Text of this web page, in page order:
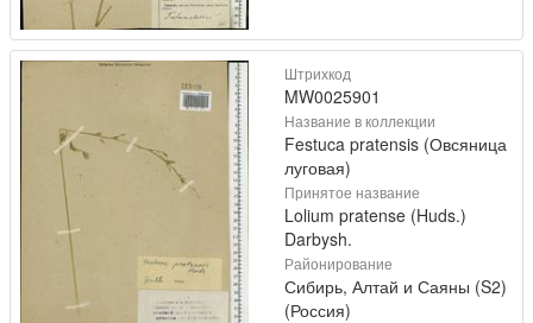
Штрихкод
MW0025901
Название в коллекции
Festuca pratensis (Овсяница
луговая)
Принятое название
Lolium pratense (Huds.)
Darbysh.
Районирование
Сибирь, Алтай и Саяны (S2)
(Россия)